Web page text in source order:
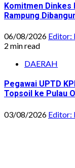
Komitmen Dinkes
Rampung
06/08/2026 Editor:
2 min read
DAERAH
Pegawai UPTD
Topsoil ke Pulau
03/08/2026 Editor: